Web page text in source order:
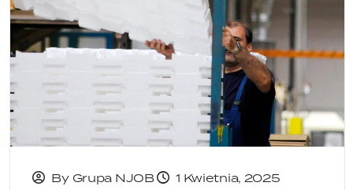
By Grupa NJOB
1 Kwietnia, 2025